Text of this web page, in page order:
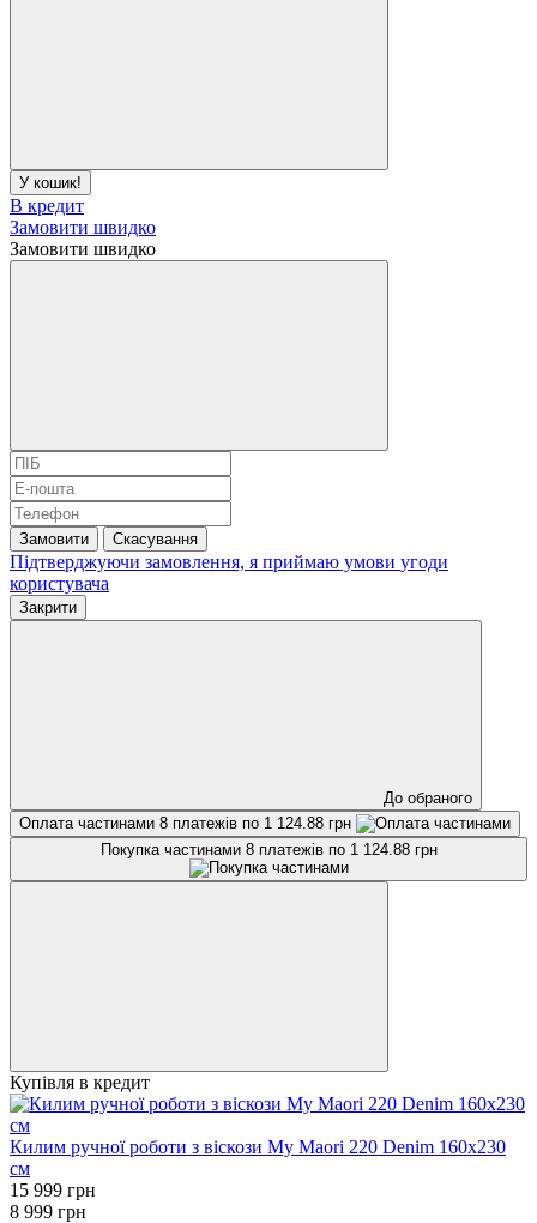
У кошик!
В кредит
Замовити швидко
Замовити швидко
Замовити Скасування
Підтверджуючи замовлення, я приймаю умови угоди
користувача
Закрити
До обраного
Оплата частинами 8 платежів по 1 124.88 грн
Покупка частинами 8 платежів по 1 124.88 грн
Купівля в кредит
Килим ручної роботи з віскози My Maori 220 Denim 160х230
см
15 999 грн
8 999 грн